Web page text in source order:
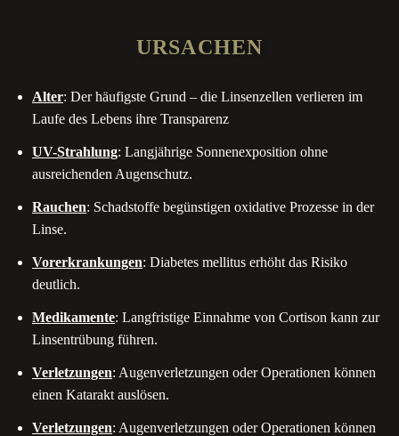
URSACHEN
Alter: Der häufigste Grund – die Linsenzellen verlieren im
Laufe des Lebens ihre Transparenz
UV-Strahlung: Langjährige Sonnenexposition ohne
ausreichenden Augenschutz.
Rauchen: Schadstoffe begünstigen oxidative Prozesse in der
Linse.
Vorerkrankungen: Diabetes mellitus erhöht das Risiko
deutlich.
Medikamente: Langfristige Einnahme von Cortison kann zur
Linsentrübung führen.
Verletzungen: Augenverletzungen oder Operationen können
einen Katarakt auslösen.
Verletzungen: Augenverletzungen oder Operationen können